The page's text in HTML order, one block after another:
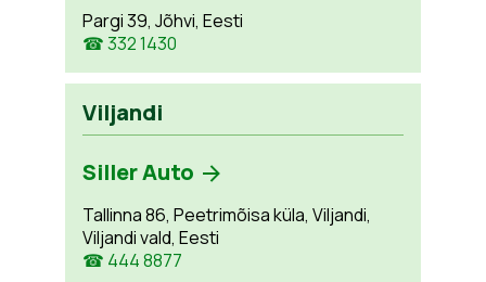
Pargi 39, Jõhvi, Eesti
☎ 332 1430
Viljandi
Siller Auto
Tallinna 86, Peetrimõisa küla, Viljandi,
Viljandi vald, Eesti
☎ 444 8877